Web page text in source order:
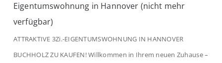
Eigentumswohnung in Hannover (nicht mehr
verfügbar)
ATTRAKTIVE 3Zi.-EIGENTUMSWOHNUNG IN HANNOVER
BUCHHOLZ ZU KAUFEN! Willkommen in Ihrem neuen Zuhause –